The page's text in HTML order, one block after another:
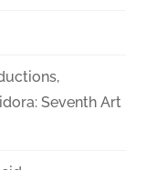
Seventh Art